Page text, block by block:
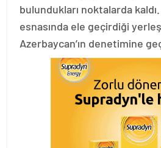
bulundukları noktalarda
esnasında ele geçirdiği
Azerbaycan’ın denetimine